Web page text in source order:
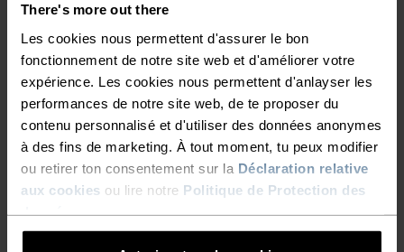
There's more out there
Les cookies nous permettent d'assurer le bon
fonctionnement de notre site web et d'améliorer votre
expérience. Les cookies nous permettent d'anlayser les
performances de notre site web, de te proposer du
contenu personnalisé et d'utiliser des données anonymes
à des fins de marketing. À tout moment, tu peux modifier
ou retirer ton consentement sur la Déclaration relative
aux cookies ou lire notre Politique de Protection des
CARACTÉRISTIQUES DU TISSU
SYNTHÉTIQUE
MERINO
Synthétique - sensation seconde peau - extensible,
exceptionnellement léger, excellent transfert d'humidité,
aide à réguler la température Synthétique - sensation
seconde peau - extensible, exceptionnellement léger,
excellent transfert d'humidité, aide à réguler la
température corporelle, sèche plus rapidement que les
fibres naturelles et offre une plus grande résistance dans
le temps.